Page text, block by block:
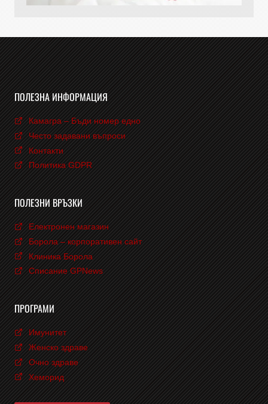
ПОЛЕЗНА ИНФОРМАЦИЯ
Камагра – Бъди номер едно
Често задавани въпроси
Контакти
Политика GDPR
ПОЛЕЗНИ ВРЪЗКИ
Електронен магазин
Борола – корпоративен сайт
Клиника Борола
Списание GPNews
ПРОГРАМИ
Имунитет
Женско здраве
Очно здраве
Хеморид